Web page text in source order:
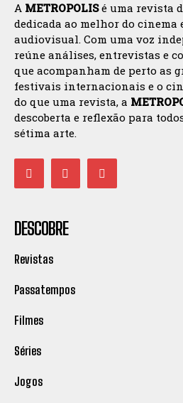
A METROPOLISé uma revista
dedicada ao melhor do cinema
audiovisual. Com uma voz
reúne análises, entrevistas e
que acompanham de perto as
festivais internacionais e o
do que uma revista, a
descoberta e reflexão para
sétima arte.
DESCOBRE
Revistas
Passatempos
Filmes
Séries
Jogos